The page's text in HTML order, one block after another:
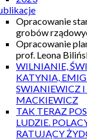
Opracowanie
grobów
Opracowanie
prof. Leona
WILNIANIE,
KATYNIA,
SWIANIEWICZ I
MACKIEWICZ
TAK TERAZ
LUDZIE.
RATUJĄCY